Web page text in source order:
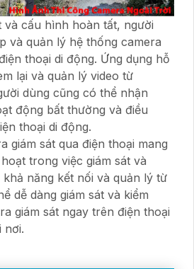
và cấu hình hoàn tất, người
và quản lý hệ thống camera
thoại di động. Ứng dụng hỗ
lại và quản lý video từ
dùng cũng có thể nhận
động bất thường và điều
thoại di động.
giám sát qua điện thoại mang
trong việc giám sát và
năng kết nối và quản lý từ
dễ dàng giám sát và kiểm
giám sát ngay trên điện thoại
nơi.